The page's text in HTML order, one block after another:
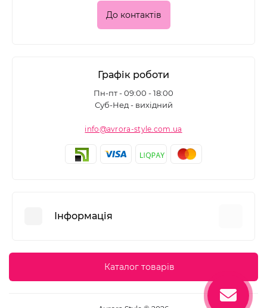
До контактів
Графік роботи
Пн-пт - 09:00 - 18:00
Суб-Нед - вихідний
info@avrora-style.com.ua
Інформація
Угода користувачаКаталог товарів